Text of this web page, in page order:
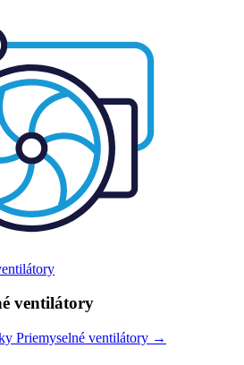
ventilátory
Priemyselné ventilátory →